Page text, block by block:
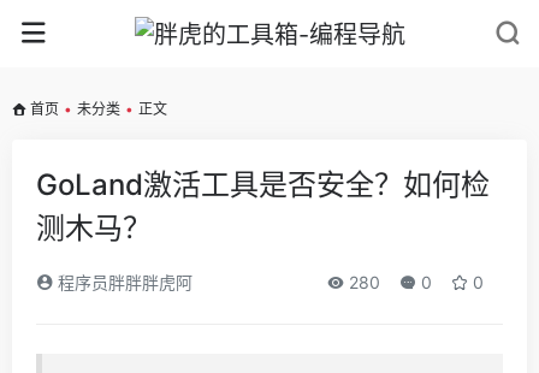
首页 • 未分类 • 正文
GoLand激活工具是否安全？如何检
测木马？
程序员胖胖胖虎阿 280 0 0